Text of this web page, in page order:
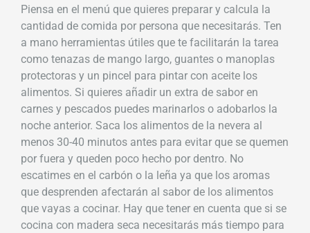
Piensa en el menú que quieres preparar y calcula la
cantidad de comida por persona que necesitarás. Ten
a mano herramientas útiles que te facilitarán la tarea
como tenazas de mango largo, guantes o manoplas
protectoras y un pincel para pintar con aceite los
alimentos. Si quieres añadir un extra de sabor en
carnes y pescados puedes marinarlos o adobarlos la
noche anterior. Saca los alimentos de la nevera al
menos 30-40 minutos antes para evitar que se quemen
por fuera y queden poco hecho por dentro. No
escatimes en el carbón o la leña ya que los aromas
que desprenden afectarán al sabor de los alimentos
que vayas a cocinar. Hay que tener en cuenta que si se
cocina con madera seca necesitarás más tiempo para